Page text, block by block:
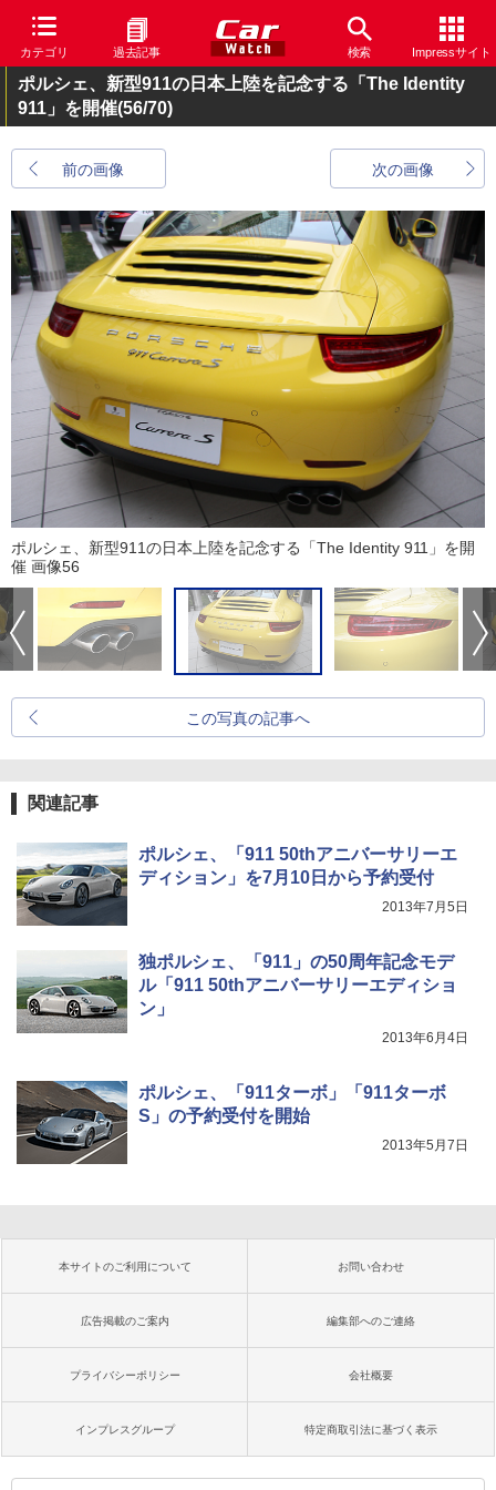
カテゴリ 過去記事 検索 Impressサイト
ポルシェ、新型911の日本上陸を記念する「The Identity
911」を開催(56/70)
前の画像 次の画像
ポルシェ、新型911の日本上陸を記念する「The Identity 911」を開
催 画像56
この写真の記事へ
関連記事
ポルシェ、「911 50thアニバーサリーエ
ディション」を7月10日から予約受付
2013年7月5日
独ポルシェ、「911」の50周年記念モデ
ル「911 50thアニバーサリーエディショ
ン」
2013年6月4日
ポルシェ、「911ターボ」「911ターボ
S」の予約受付を開始
2013年5月7日
本サイトのご利用について お問い合わせ
広告掲載のご案内 編集部へのご連絡
プライバシーポリシー 会社概要
インプレスグループ 特定商取引法に基づく表示